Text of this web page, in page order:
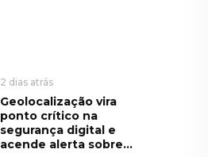
2 dias atrás
Geolocalização vira
ponto crítico na
segurança digital e
acende alerta sobre...